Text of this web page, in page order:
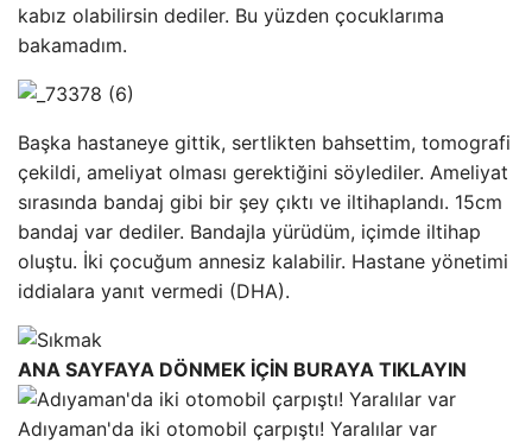
kabız olabilirsin dediler. Bu yüzden çocuklarıma
bakamadım.
Başka hastaneye gittik, sertlikten bahsettim, tomografi
çekildi, ameliyat olması gerektiğini söylediler. Ameliyat
sırasında bandaj gibi bir şey çıktı ve iltihaplandı. 15cm
bandaj var dediler. Bandajla yürüdüm, içimde iltihap
oluştu. İki çocuğum annesiz kalabilir. Hastane yönetimi
iddialara yanıt vermedi (DHA).
ANA SAYFAYA DÖNMEK İÇİN BURAYA TIKLAYIN
Adıyaman'da iki otomobil çarpıştı! Yaralılar var